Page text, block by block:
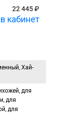
22 445 ₽
кабинет
Хай-
для
для
для